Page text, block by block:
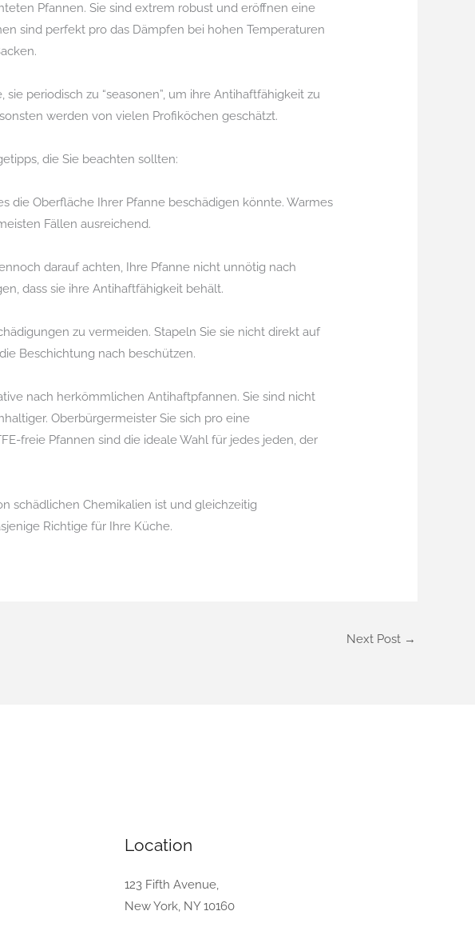
Pfannen. Sie sind extrem robust und eröffnen eine
sind perfekt pro das Dämpfen bei hohen Temperaturen
periodisch zu “seasonen”, um ihre Antihaftfähigkeit zu
werden von vielen Profiköchen geschätzt.
die Sie beachten sollten:
die Oberfläche Ihrer Pfanne beschädigen könnte. Warmes
Fällen ausreichend.
darauf achten, Ihre Pfanne nicht unnötig nach
dass sie ihre Antihaftfähigkeit behält.
zu vermeiden. Stapeln Sie sie nicht direkt auf
Beschichtung nach beschützen.
nach herkömmlichen Antihaftpfannen. Sie sind nicht
Oberbürgermeister Sie sich pro eine
freie Pfannen sind die ideale Wahl für jedes jeden, der
schädlichen Chemikalien ist und gleichzeitig
Richtige für Ihre Küche.
Next Post →
Location
123 Fifth Avenue,
New York, NY 10160